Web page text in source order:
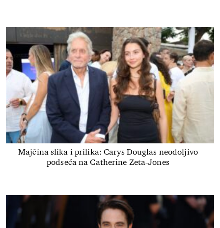
Majčina slika i prilika: Carys Douglas neodoljivo
podseća na Catherine Zeta-Jones